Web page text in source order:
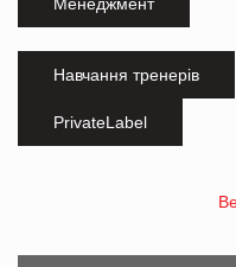
Навчання тренерів
PrivateLabel